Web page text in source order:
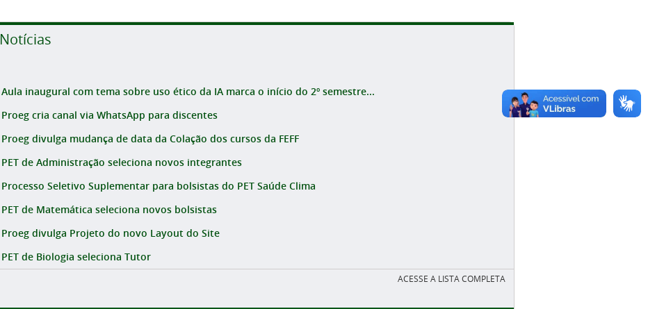
Notícias
Aula inaugural com tema sobre uso ético da IA marca o início do 2º semestre...
Proeg cria canal via WhatsApp para discentes
Proeg divulga mudança de data da Colação dos cursos da FEFF
PET de Administração seleciona novos integrantes
Processo Seletivo Suplementar para bolsistas do PET Saúde Clima
PET de Matemática seleciona novos bolsistas
Proeg divulga Projeto do novo Layout do Site
PET de Biologia seleciona Tutor
ACESSE A LISTA COMPLETA